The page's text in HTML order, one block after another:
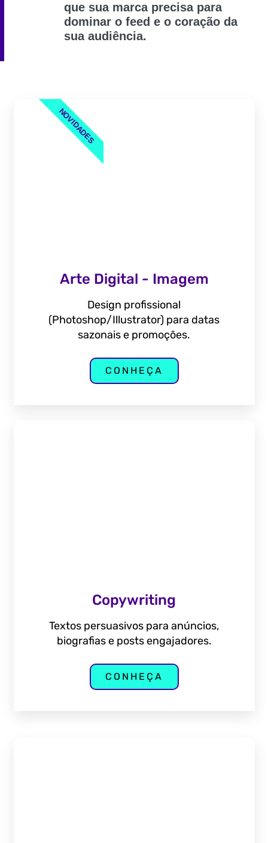
que sua marca precisa para
dominar o feed e o coração da
sua audiência.
Arte Digital - Imagem
Design profissional
(Photoshop/Illustrator) para datas
sazonais e promoções.
CONHEÇA
NOVIDADES
Copywriting
Textos persuasivos para anúncios,
biografias e posts engajadores.
CONHEÇA